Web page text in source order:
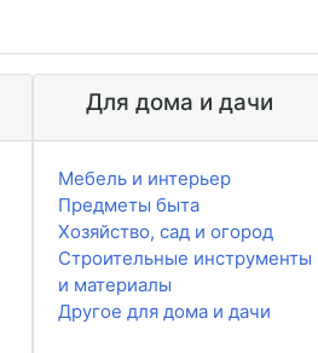
Для дома и дачи
Мебель и интерьер
Предметы быта
Хозяйство, сад и огород
Строительные инструменты
и материалы
Другое для дома и дачи